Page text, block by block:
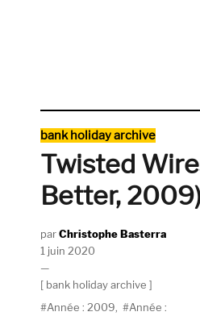
Catégories
bank holiday archive
Twisted
Better,
AuteurChristophe Basterra
Publié
le
1 juin 2020
Catégories
bank holiday archive
Étiquettes
Année : 2009
Année :